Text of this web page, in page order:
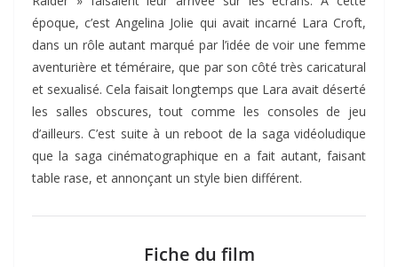
époque, c’est Angelina Jolie qui avait incarné Lara Croft,
dans un rôle autant marqué par l’idée de voir une femme
aventurière et téméraire, que par son côté très caricatural
et sexualisé. Cela faisait longtemps que Lara avait déserté
les salles obscures, tout comme les consoles de jeu
d’ailleurs. C’est suite à un reboot de la saga vidéoludique
que la saga cinématographique en a fait autant, faisant
table rase, et annonçant un style bien différent.
Fiche du film